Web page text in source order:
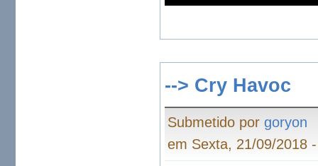
--> Cry Havoc
Submetido porgoryon
em Sexta, 21/09/2018